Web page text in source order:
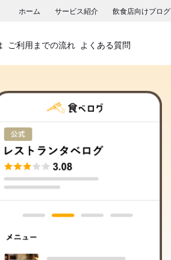
ホーム サービス紹介 飲食店向けブログ
ご利用までの流れ よくある質問
ービス
グでお店の情報を発信